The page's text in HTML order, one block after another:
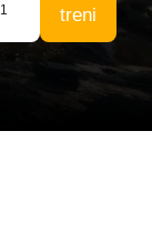
1
treni